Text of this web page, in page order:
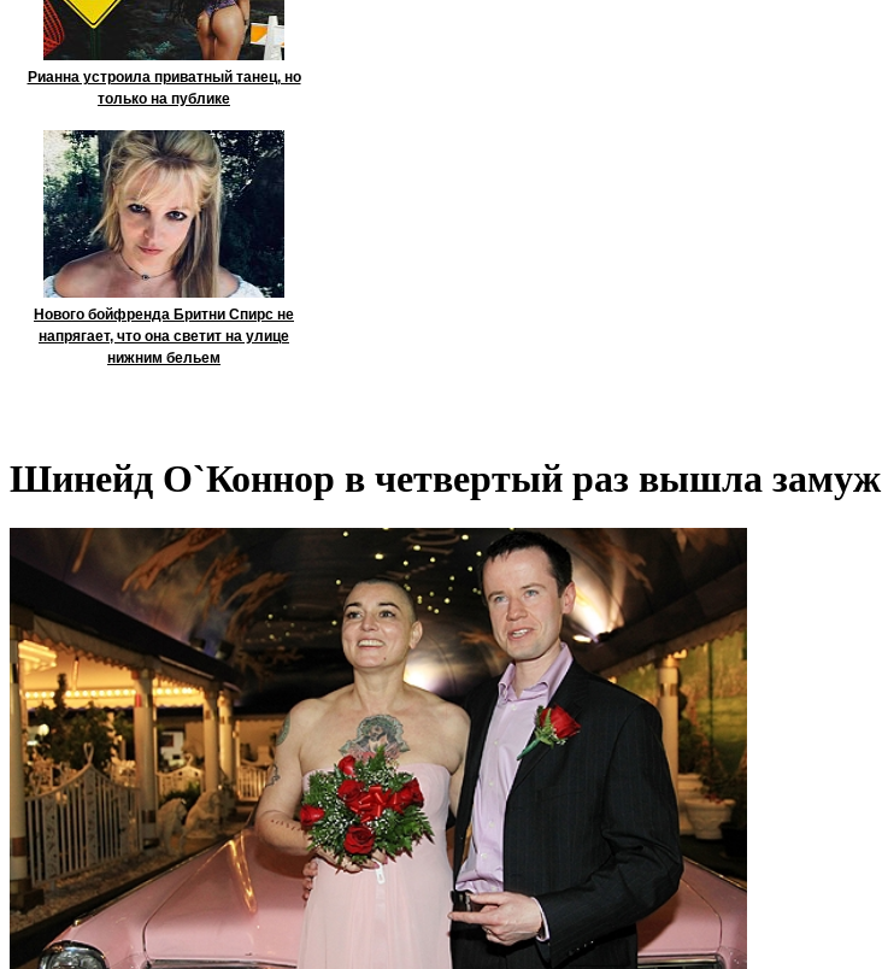
Рианна устроила приватный танец, но
только на публике
Нового бойфренда Бритни Спирс не
напрягает, что она светит на улице
нижним бельем
Шинейд О`Коннор в четвертый раз вышла замуж